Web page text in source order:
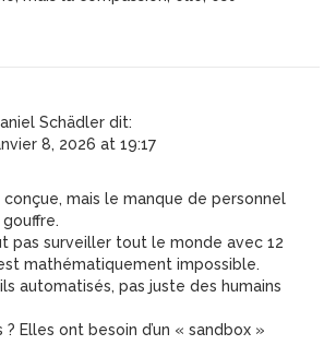
Schädler dit:
8, 2026 at 19:17
conçue, mais le manque de personnel
pas surveiller tout le monde avec 12
mathématiquement impossible.
automatisés, pas juste des humains
Elles ont besoin d’un « sandbox »